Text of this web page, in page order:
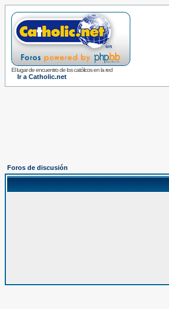
El lugar de encuentro de los católicos en la red
Ir a Catholic.net
Foros de discusión